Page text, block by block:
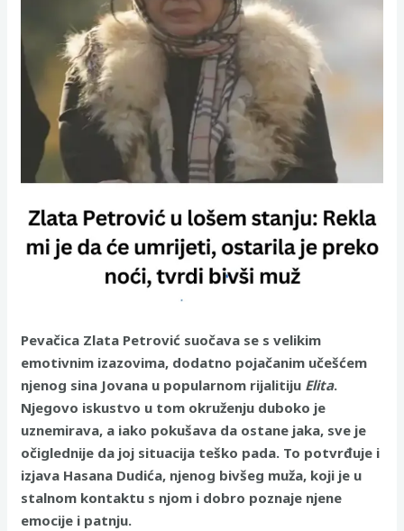
Pevačica Zlata Petrović suočava se s velikim
emotivnim izazovima, dodatno pojačanim učešćem
njenog sina Jovana u popularnom rijalitiju Elita.
Njegovo iskustvo u tom okruženju duboko je
uznemirava, a iako pokušava da ostane jaka, sve je
očiglednije da joj situacija teško pada. To potvrđuje i
izjava Hasana Dudića, njenog bivšeg muža, koji je u
stalnom kontaktu s njom i dobro poznaje njene
emocije i patnju.